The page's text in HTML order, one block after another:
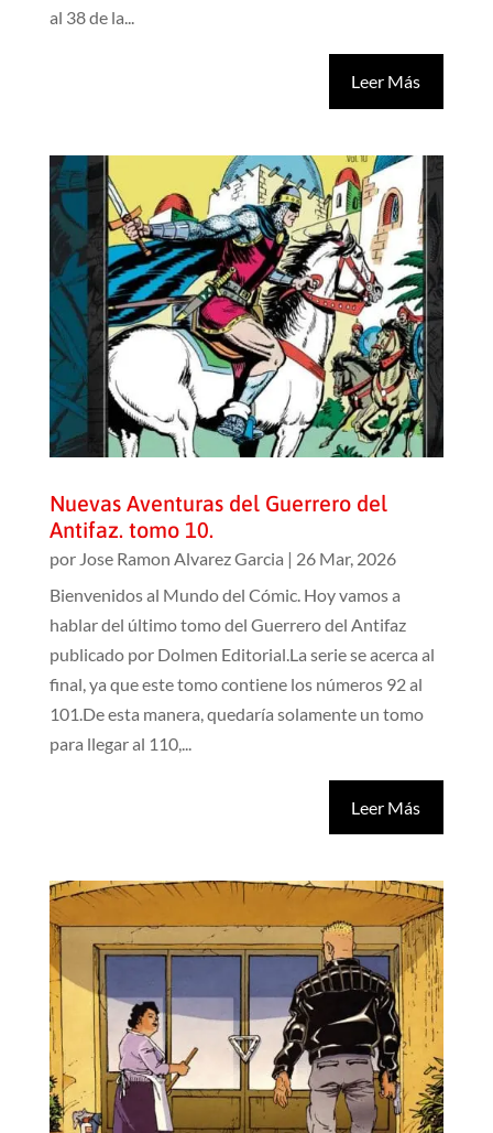
al 38 de la...
Leer Más
Nuevas Aventuras del Guerrero del
Antifaz. tomo 10.
por Jose Ramon Alvarez Garcia | 26 Mar, 2026
Bienvenidos al Mundo del Cómic. Hoy vamos a
hablar del último tomo del Guerrero del Antifaz
publicado por Dolmen Editorial.La serie se acerca al
final, ya que este tomo contiene los números 92 al
101.De esta manera, quedaría solamente un tomo
para llegar al 110,...
Leer Más